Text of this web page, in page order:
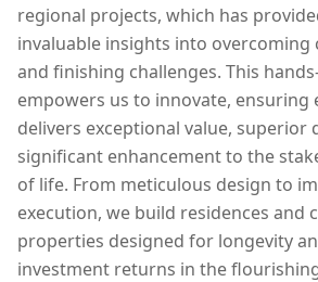
regional projects, which has
invaluable insights into overcoming
and finishing challenges. This
empowers us to innovate, ensuring
delivers exceptional value, superior
significant enhancement to the
of life. From meticulous design to
execution, we build residences and
properties designed for longevity
investment returns in the